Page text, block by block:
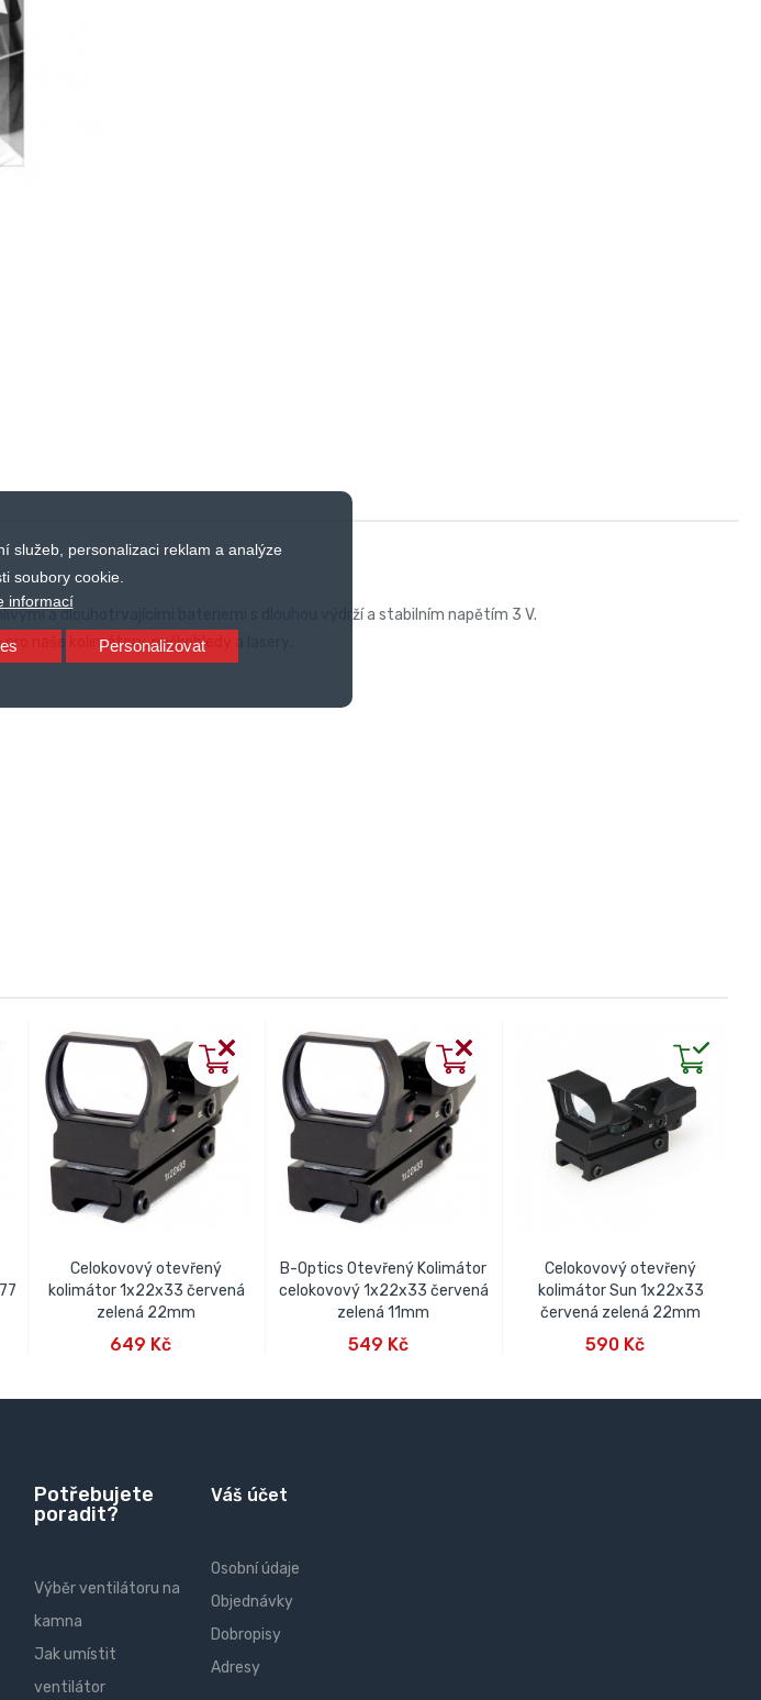
služeb, personalizaci reklam a analýze
soubory cookie.
informací
Personalizovat
a dlouhotrvajícími bateriemi s dlouhou výdrží a stabilním napětím 3 V.
naše kolimátory, puškohledy a lasery.
Celokovový otevřený
kolimátor 1x22x33 červená
zelená 22mm
649 Kč
B-Optics Otevřený Kolimátor
celokovový 1x22x33 červená
zelená 11mm
549 Kč
Celokovový otevřený
kolimátor Sun 1x22x33
červená zelená 22mm
590 Kč
Potřebujete
poradit?
Výběr ventilátoru na
kamna
Jak umístit
ventilátor
Váš účet
Osobní údaje
Objednávky
Dobropisy
Adresy